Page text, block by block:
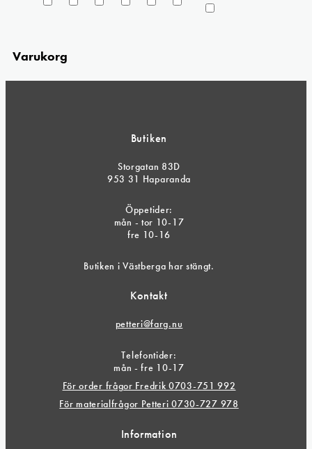
Varukorg
Butiken
Storgatan 83D
953 31 Haparanda
Öppetider:
mån - tor 10-17
fre 10-16
Butiken i Västberga har stängt.
Kontakt
petteri@farg.nu
Telefontider:
mån - fre 10-17
För order frågor Fredrik 0703-751 992
För materialfrågor Petteri 0730-727 978
Information